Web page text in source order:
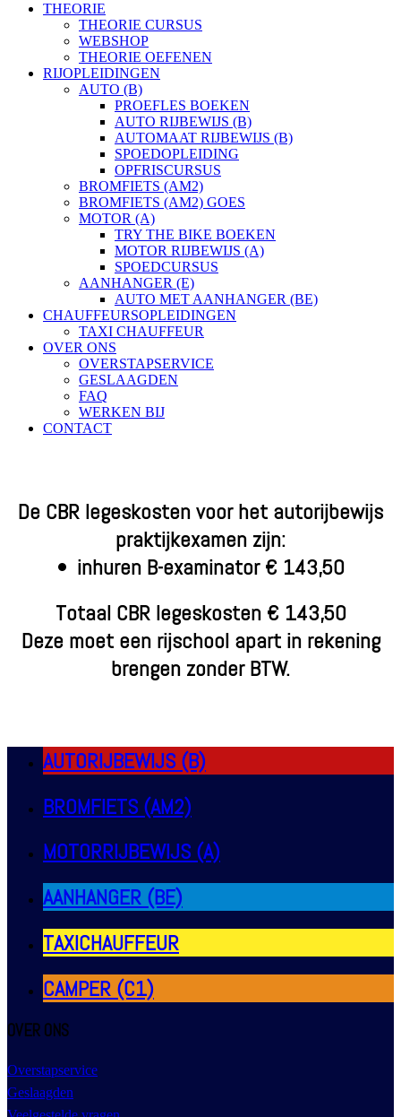
THEORIE
THEORIE CURSUS
WEBSHOP
THEORIE OEFENEN
RIJOPLEIDINGEN
AUTO (B)
PROEFLES BOEKEN
AUTO RIJBEWIJS (B)
AUTOMAAT RIJBEWIJS (B)
SPOEDOPLEIDING
OPFRISCURSUS
BROMFIETS (AM2)
BROMFIETS (AM2) GOES
MOTOR (A)
TRY THE BIKE BOEKEN
MOTOR RIJBEWIJS (A)
SPOEDCURSUS
AANHANGER (E)
AUTO MET AANHANGER (BE)
CHAUFFEURSOPLEIDINGEN
TAXI CHAUFFEUR
OVER ONS
OVERSTAPSERVICE
GESLAAGDEN
FAQ
WERKEN BIJ
CONTACT
De CBR legeskosten voor het autorijbewijs
praktijkexamen zijn:
• inhuren B-examinator € 143,50
Totaal CBR legeskosten € 143,50
Deze moet een rijschool apart in rekening
brengen zonder BTW.
AUTORIJBEWIJS (B)
BROMFIETS (AM2)
MOTORRIJBEWIJS (A)
AANHANGER (BE)
TAXICHAUFFEUR
CAMPER (C1)
OVER ONS
Overstapservice
Geslaagden